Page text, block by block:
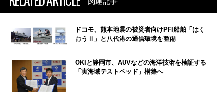
ドコモ、熊本地震の被災者向けPFI船舶「はく
おうⅡ」と八代港の通信環境を整備
OKIと静岡市、AUVなどの海洋技術を検証する
「実海域テストベッド」構築へ